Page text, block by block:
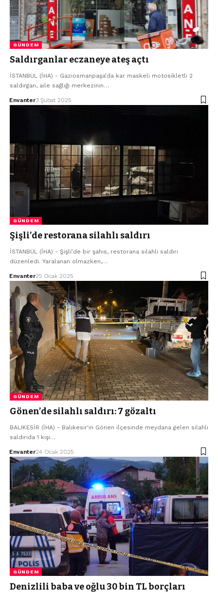
GÜNDEM
Saldırganlar eczaneye ateş açtı
İSTANBUL (İHA) - Gaziosmanpaşa’da kar maskeli motosikletli 2
saldırgan, aile sağlığı merkezinin…
Envanter3 Şubat 2025
GÜNDEM
Şişli’de restorana silahlı saldırı
İSTANBUL (İHA) - Şişli’de bir şahıs, restorana silahlı saldırı
düzenledi. Yaralanan olmazken,…
Envanter25 Ocak 2025
GÜNDEM
Gönen’de silahlı saldırı: 7 gözaltı
BALIKESİR (İHA) - Balıkesir'in Gönen ilçesinde meydana gelen silahlı
saldırıda 1 kişi…
Envanter24 Ocak 2025
GÜNDEM
Denizlili baba ve oğlu 30 bin TL borçları